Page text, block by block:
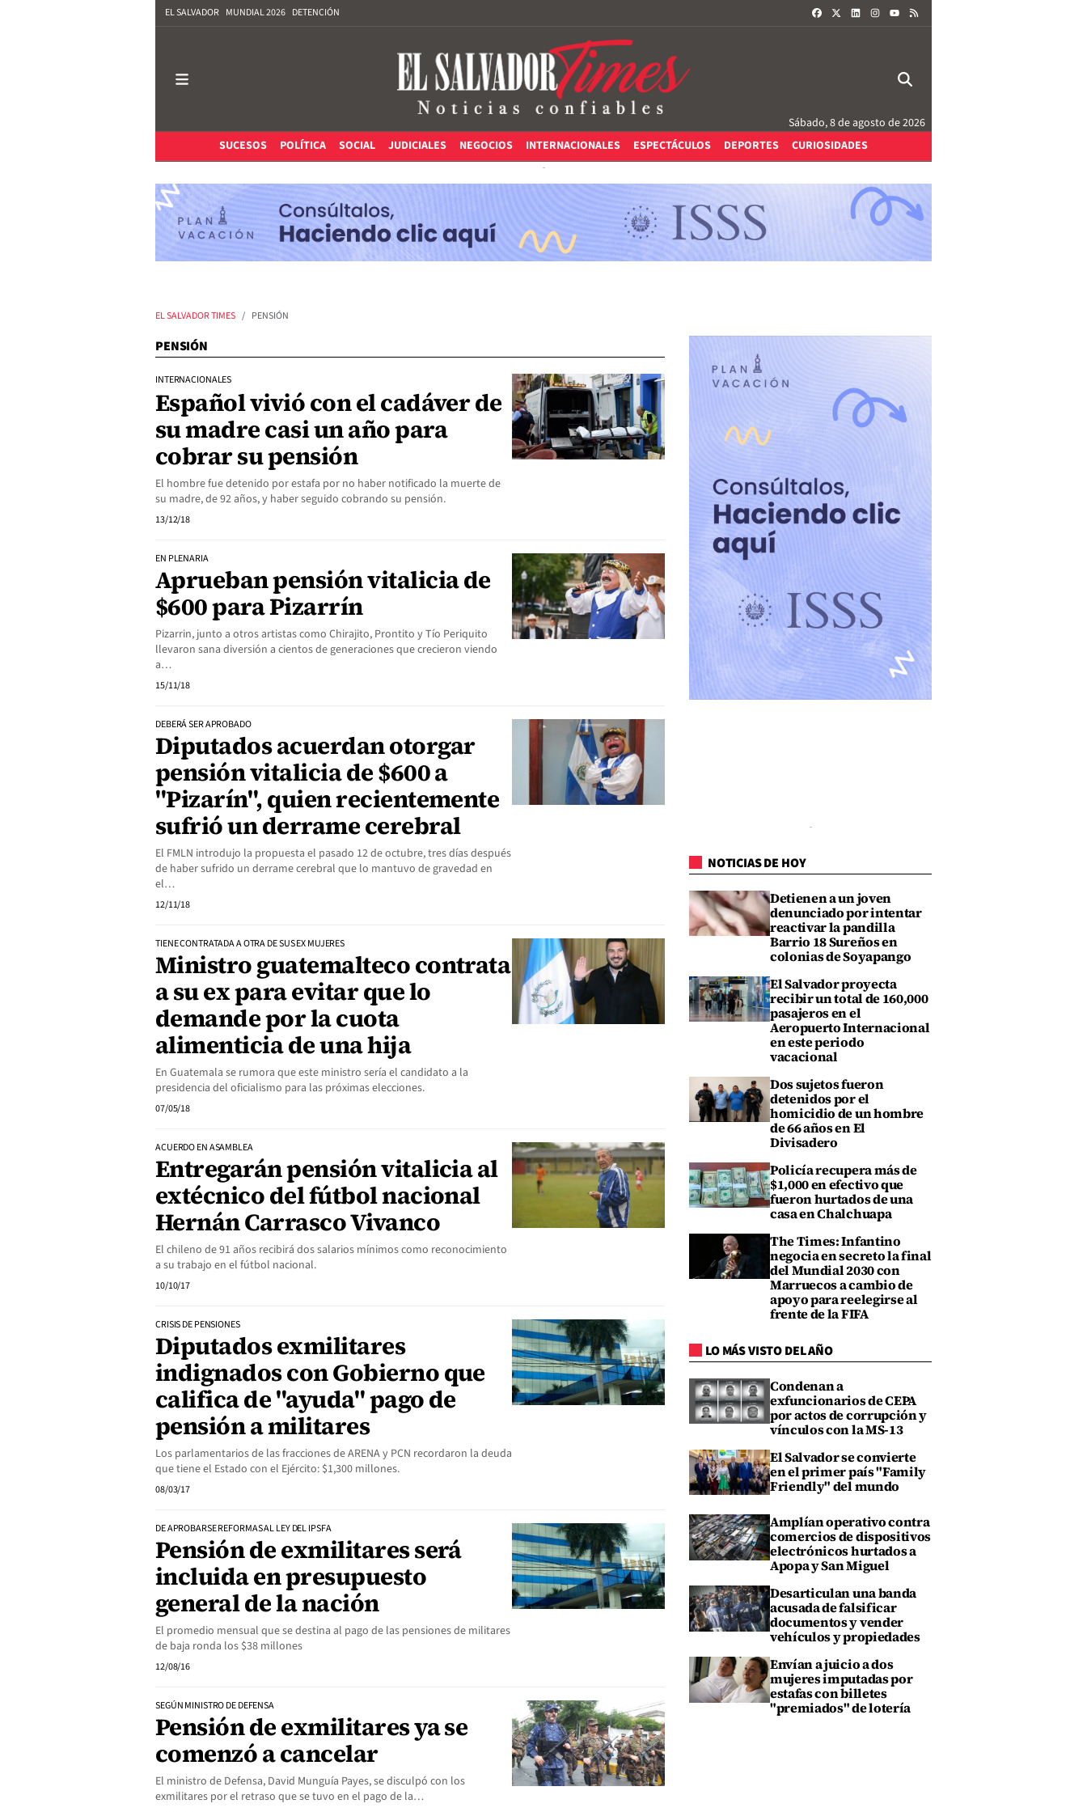
EL SALVADOR MUNDIAL 2026 DETENCIÓN FACEBOOKLINKEDININSTAGRAM
Sábado, 8 de agosto de 2026
SUCESOS
POLÍTICA SOCIAL JUDICIALES NEGOCIOS INTERNACIONALES ESPECTÁCULOS DEPORTES CURIOSIDADES
EL SALVADOR TIMES PENSIÓN
PENSIÓN
INTERNACIONALES
Español vivió con el cadáver de
su madre casi un año para
cobrar su pensión
El hombre fue detenido por estafa por no haber notificado la muerte de
su madre, de 92 años, y haber seguido cobrando su pensión.
13/12/18
EN PLENARIA
Aprueban pensión vitalicia de
$600 para Pizarrín
Pizarrin, junto a otros artistas como Chirajito, Prontito y Tío Periquito
llevaron sana diversión a cientos de generaciones que crecieron viendo
a…
15/11/18
DEBERÁ SER APROBADO
Diputados acuerdan otorgar
pensión vitalicia de $600 a
"Pizarín", quien recientemente
sufrió un derrame cerebral
El FMLN introdujo la propuesta el pasado 12 de octubre, tres días después
de haber sufrido un derrame cerebral que lo mantuvo de gravedad en
el…
12/11/18
TIENE CONTRATADA A OTRA DE SUS EX MUJERES
Ministro guatemalteco contrata
a su ex para evitar que lo
demande por la cuota
alimenticia de una hija
En Guatemala se rumora que este ministro sería el candidato a la
presidencia del oficialismo para las próximas elecciones.
07/05/18
ACUERDO EN ASAMBLEA
Entregarán pensión vitalicia al
extécnico del fútbol nacional
Hernán Carrasco Vivanco
El chileno de 91 años recibirá dos salarios mínimos como reconocimiento
a su trabajo en el fútbol nacional.
10/10/17
CRISIS DE PENSIONES
Diputados exmilitares
indignados con Gobierno que
califica de "ayuda" pago de
pensión a militares
Los parlamentarios de las fracciones de ARENA y PCN recordaron la deuda
que tiene el Estado con el Ejército: $1,300 millones.
08/03/17
DE APROBARSE REFORMAS AL LEY DEL IPSFA
Pensión de exmilitares será
incluida en presupuesto
general de la nación
El promedio mensual que se destina al pago de las pensiones de militares
de baja ronda los $38 millones
12/08/16
SEGÚN MINISTRO DE DEFENSA
Pensión de exmilitares ya se
comenzó a cancelar
El ministro de Defensa, David Munguía Payes, se disculpó con los
exmilitares por el retraso que se tuvo en el pago de la…
NOTICIAS DE HOY
Detienen a un joven
denunciado por intentar
reactivar la pandilla
Barrio 18 Sureños en
colonias de Soyapango
El Salvador proyecta
recibir un total de 160,000
pasajeros en el
Aeropuerto Internacional
en este periodo
vacacional
Dos sujetos fueron
detenidos por el
homicidio de un hombre
de 66 años en El
Divisadero
Policía recupera más de
$1,000 en efectivo que
fueron hurtados de una
casa en Chalchuapa
The Times: Infantino
negocia en secreto la final
del Mundial 2030 con
Marruecos a cambio de
apoyo para reelegirse al
frente de la FIFA
LO MÁS VISTO DEL AÑO
Condenan a
exfuncionarios de CEPA
por actos de corrupción y
vínculos con la MS-13
El Salvador se convierte
en el primer país "Family
Friendly" del mundo
Amplían operativo contra
comercios de dispositivos
electrónicos hurtados a
Apopa y San Miguel
Desarticulan una banda
acusada de falsificar
documentos y vender
vehículos y propiedades
Envían a juicio a dos
mujeres imputadas por
estafas con billetes
"premiados" de lotería